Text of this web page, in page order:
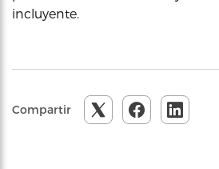
incluyente.
Compartir